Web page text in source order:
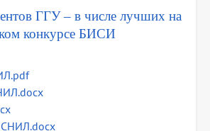
ГГУ – в числе лучших на
конкурсе БИСИ
СНИЛ.docx